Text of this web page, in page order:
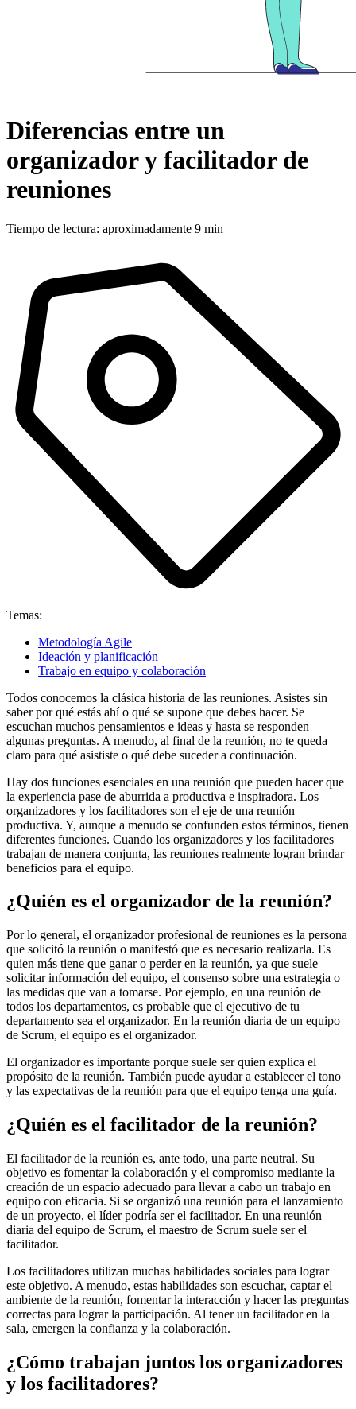
Diferencias entre un
organizador y facilitador de
reuniones
Tiempo de lectura: aproximadamente 9 min
Temas:
Metodología Agile
Ideación y planificación
Trabajo en equipo y colaboración
Todos conocemos la clásica historia de las reuniones. Asistes sin
saber por qué estás ahí o qué se supone que debes hacer. Se
escuchan muchos pensamientos e ideas y hasta se responden
algunas preguntas. A menudo, al final de la reunión, no te queda
claro para qué asististe o qué debe suceder a continuación.
Hay dos funciones esenciales en una reunión que pueden hacer que
la experiencia pase de aburrida a productiva e inspiradora. Los
organizadores y los facilitadores son el eje de una reunión
productiva. Y, aunque a menudo se confunden estos términos, tienen
diferentes funciones. Cuando los organizadores y los facilitadores
trabajan de manera conjunta, las reuniones realmente logran brindar
beneficios para el equipo.
¿Quién es el organizador de la reunión?
Por lo general, el organizador profesional de reuniones es la persona
que solicitó la reunión o manifestó que es necesario realizarla. Es
quien más tiene que ganar o perder en la reunión, ya que suele
solicitar información del equipo, el consenso sobre una estrategia o
las medidas que van a tomarse. Por ejemplo, en una reunión de
todos los departamentos, es probable que el ejecutivo de tu
departamento sea el organizador. En la reunión diaria de un equipo
de Scrum, el equipo es el organizador.
El organizador es importante porque suele ser quien explica el
propósito de la reunión. También puede ayudar a establecer el tono
y las expectativas de la reunión para que el equipo tenga una guía.
¿Quién es el facilitador de la reunión?
El facilitador de la reunión es, ante todo, una parte neutral. Su
objetivo es fomentar la colaboración y el compromiso mediante la
creación de un espacio adecuado para llevar a cabo un trabajo en
equipo con eficacia. Si se organizó una reunión para el lanzamiento
de un proyecto, el líder podría ser el facilitador. En una reunión
diaria del equipo de Scrum, el maestro de Scrum suele ser el
facilitador.
Los facilitadores utilizan muchas habilidades sociales para lograr
este objetivo. A menudo, estas habilidades son escuchar, captar el
ambiente de la reunión, fomentar la interacción y hacer las preguntas
correctas para lograr la participación. Al tener un facilitador en la
sala, emergen la confianza y la colaboración.
¿Cómo trabajan juntos los organizadores
y los facilitadores?